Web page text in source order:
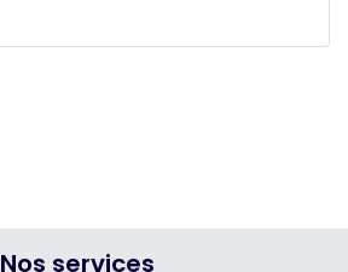
Nos services